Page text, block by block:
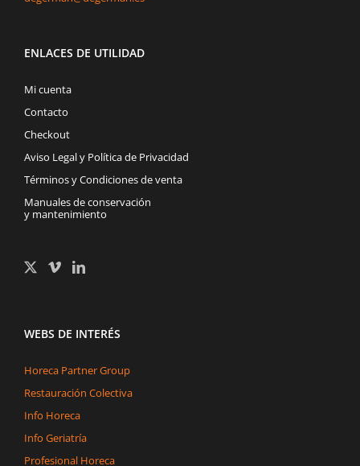
ENLACES DE UTILIDAD
Mi cuenta
Contacto
Checkout
Aviso Legal y Política de Privacidad
Términos y Condiciones de venta
Manuales de conservación
y mantenimiento
WEBS DE INTERÉS
Horeca Partner Group
Restauración Colectiva
Info Horeca
Info Geriatría
Profesional Horeca